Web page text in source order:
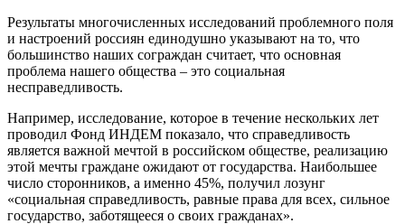
Результаты многочисленных исследований проблемного поля
и настроений россиян единодушно указывают на то, что
большинство наших сограждан считает, что основная
проблема нашего общества – это социальная
несправедливость.
Например, исследование, которое в течение нескольких лет
проводил Фонд ИНДЕМ показало, что справедливость
является важной мечтой в российском обществе, реализацию
этой мечты граждане ожидают от государства. Наибольшее
число сторонников, а именно 45%, получил лозунг
«социальная справедливость, равные права для всех, сильное
государство, заботящееся о своих гражданах».